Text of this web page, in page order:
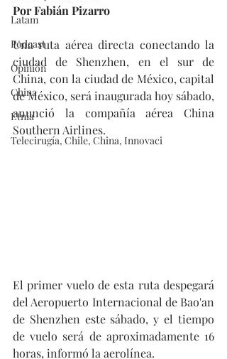
Latam
Podcast
Opinión
China
Etnia
Telecirugía, Chile, China, Innovaci
Por Fabián Pizarro
Una ruta aérea directa conectando la
ciudad de Shenzhen, en el sur de
China, con la ciudad de México, capital
de México, será inaugurada hoy sábado,
anunció la compañía aérea China
Southern Airlines.
El primer vuelo de esta ruta despegará
del Aeropuerto Internacional de Bao'an
de Shenzhen este sábado, y el tiempo
de vuelo será de aproximadamente 16
horas, informó la aerolínea.